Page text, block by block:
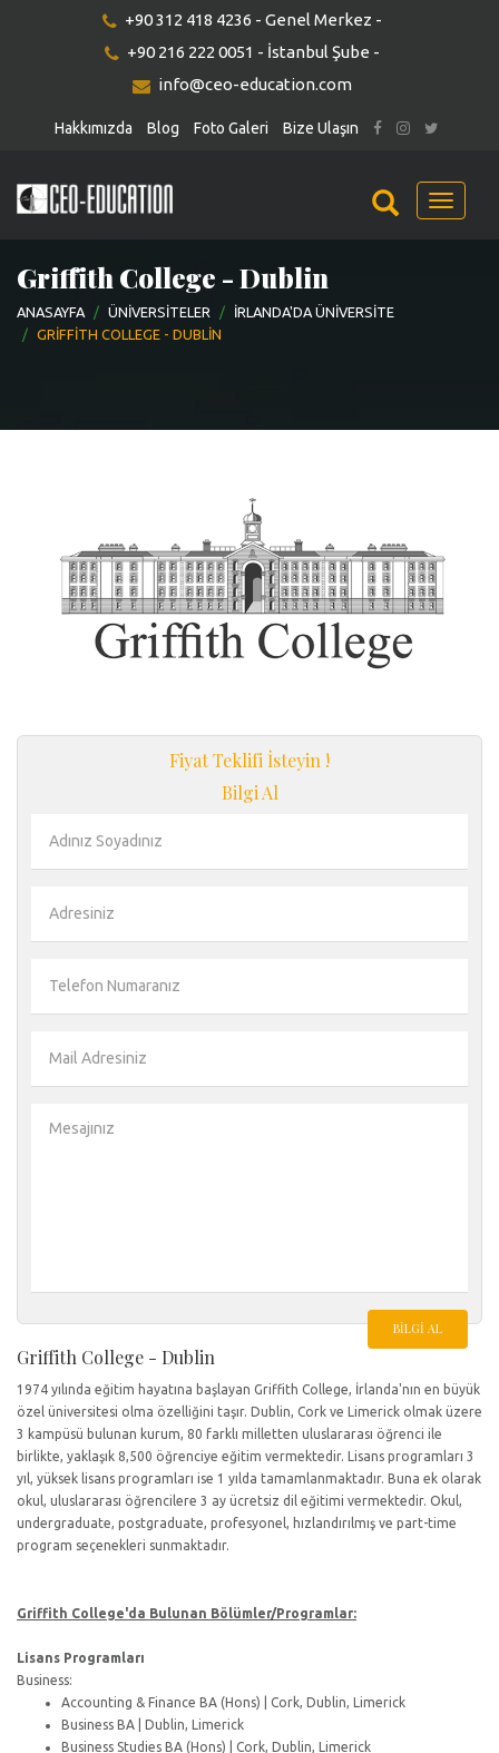
+90 312 418 4236 - Genel Merkez -
+90 216 222 0051 - İstanbul Şube -
info@ceo-education.com
Hakkımızda Blog Foto Galeri Bize Ulaşın
Menu
Griffith College - Dublin
ANASAYFA ÜNIVERSITELER
İRLANDA'DA ÜNIVERSITE
GRIFFITH COLLEGE - DUBLIN
Fiyat Teklifi İsteyin !
Bilgi Al
BILGI AL
Griffith College - Dublin
1974 yılında eğitim hayatına başlayan Griffith College, İrlanda'nın en büyük
özel üniversitesi olma özelliğini taşır. Dublin, Cork ve Limerick olmak üzere
3 kampüsü bulunan kurum, 80 farklı milletten uluslararası öğrenci ile
birlikte, yaklaşık 8,500 öğrenciye eğitim vermektedir. Lisans programları 3
yıl, yüksek lisans programları ise 1 yılda tamamlanmaktadır. Buna ek olarak
okul, uluslararası öğrencilere 3 ay ücretsiz dil eğitimi vermektedir. Okul,
undergraduate, postgraduate, profesyonel, hızlandırılmış ve part-time
program seçenekleri sunmaktadır.
Griffith College'da Bulunan Bölümler/Programlar:
Lisans Programları
Business:
Accounting & Finance BA (Hons) | Cork, Dublin, Limerick
Business BA | Dublin, Limerick
Business Studies BA (Hons) | Cork, Dublin, Limerick